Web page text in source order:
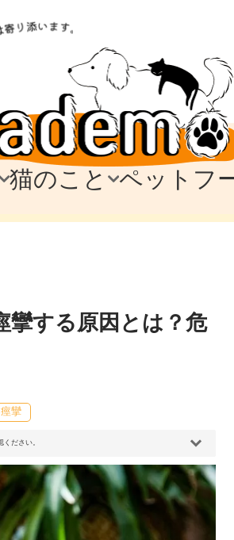
猫のこと ペットフ
攣する原因とは？危
攣
ださい。